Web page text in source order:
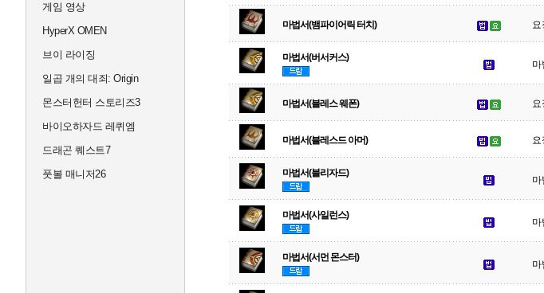
게임 영상
HyperX OMEN
브이 라이징
일곱 개의 대죄: Origin
몬스터헌터 스토리즈3
바이오하자드 레퀴엠
드래곤 퀘스트7
풋볼 매니저26
마법서(뱀파이어릭 터치) 요
마법서(버서커스)
마
마법서(블레스 웨폰) 요
마법서(블레스드 아머) 요
마법서(블리자드)
마
마법서(사일런스)
마
마법서(서먼 몬스터)
마